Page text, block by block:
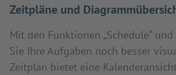
Zeitpläne und
Mit den Funktionen „Schedule“ und
Sie Ihre Aufgaben noch besser
Zeitplan bietet eine